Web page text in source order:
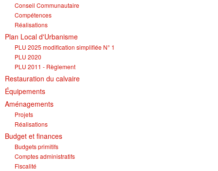
Conseil Communautaire
Compétences
Réalisations
Plan Local d'Urbanisme
PLU 2025 modification simplifiée N° 1
PLU 2020
PLU 2011 - Règlement
Restauration du calvaire
Équipements
Aménagements
Projets
Réalisations
Budget et finances
Budgets primitifs
Comptes administratifs
Fiscalité